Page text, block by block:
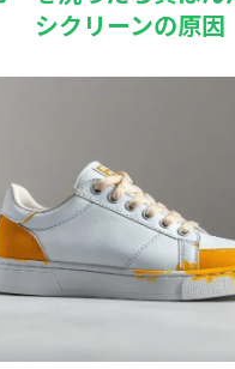
シクリーンの原因